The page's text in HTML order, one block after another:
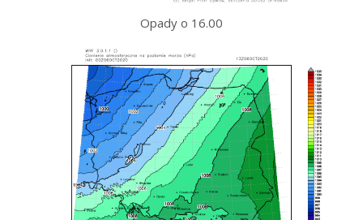
Opady o 16.00